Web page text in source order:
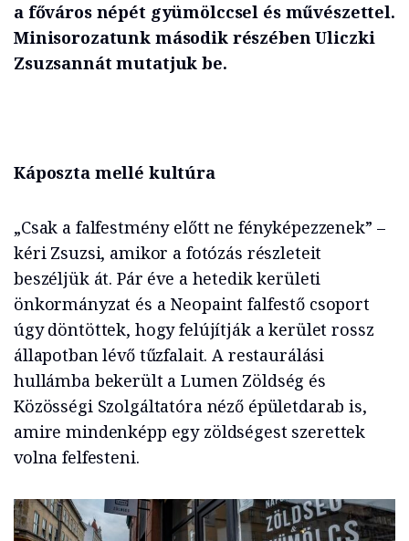
a főváros népét gyümölccsel és művészettel.
Minisorozatunk második részében Uliczki
Zsuzsannát mutatjuk be.
Káposzta mellé kultúra
„Csak a falfestmény előtt ne fényképezzenek” –
kéri Zsuzsi, amikor a fotózás részleteit
beszéljük át. Pár éve a hetedik kerületi
önkormányzat és a Neopaint falfestő csoport
úgy döntöttek, hogy felújítják a kerület rossz
állapotban lévő tűzfalait. A restaurálási
hullámba bekerült a Lumen Zöldség és
Közösségi Szolgáltatóra néző épületdarab is,
amire mindenképp egy zöldségest szerettek
volna felfesteni.